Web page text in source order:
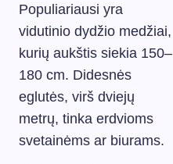
Populiariausi yra
vidutinio dydžio medžiai,
kurių aukštis siekia 150–
180 cm. Didesnės
eglutės, virš dviejų
metrų, tinka erdvioms
svetainėms ar biurams.